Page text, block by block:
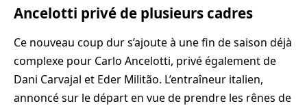
Ancelotti privé de plusieurs cadres
Ce nouveau coup dur s’ajoute à une fin de saison déjà
complexe pour Carlo Ancelotti, privé également de
Dani Carvajal et Eder Militão. L’entraîneur italien,
annoncé sur le départ en vue de prendre les rênes de